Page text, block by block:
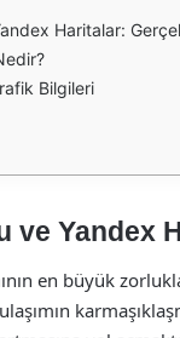
Haritalar:
Bilgileri
ve Yandex
en büyük